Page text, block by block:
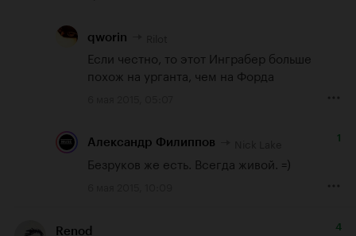
qworin
Если честно, то этот Инграбер больше
похож на урганта, чем на Форда
Александр Филиппов 1
Безруков же есть. Всегда живой. =)
Renod 4